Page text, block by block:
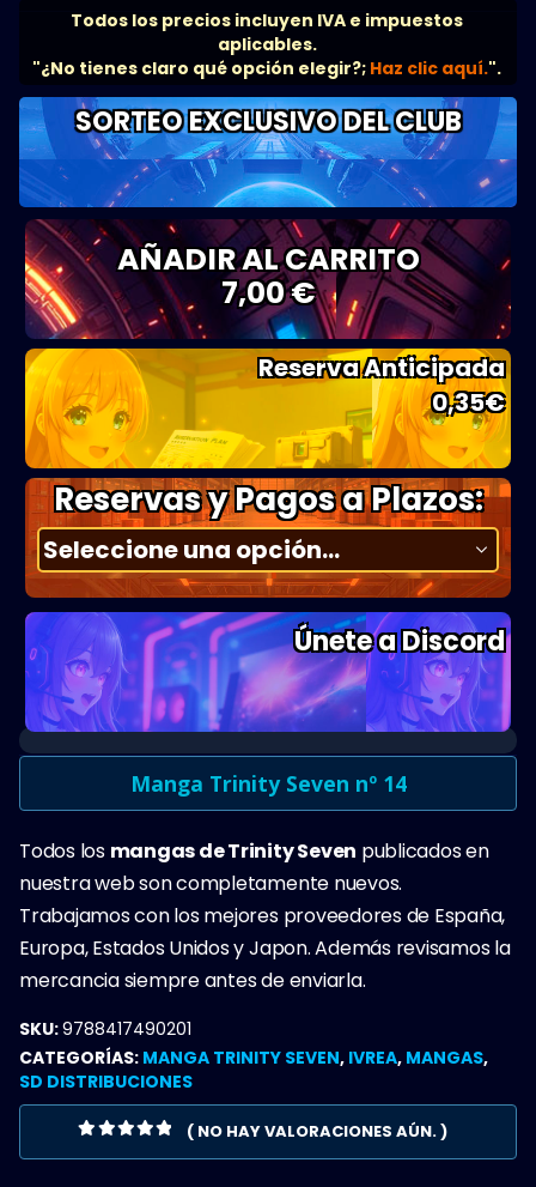
Todos los precios incluyen IVA e impuestos
aplicables.
"¿No tienes claro qué opción elegir?; Haz clic aquí.".
SORTEO EXCLUSIVO DEL CLUB
AÑADIR AL CARRITO
7,00 €
Reserva Anticipada
0,35€
Reservas y Pagos a Plazos:
Únete a Discord
Manga Trinity Seven nº 14
Todos los mangas de Trinity Seven publicados en
nuestra web son completamente nuevos.
Trabajamos con los mejores proveedores de España,
Europa, Estados Unidos y Japon. Además revisamos la
mercancia siempre antes de enviarla.
SKU:9788417490201
CATEGORÍAS: MANGA TRINITY SEVEN, IVREA, MANGAS,
SD DISTRIBUCIONES
( NO HAY VALORACIONES AÚN. )